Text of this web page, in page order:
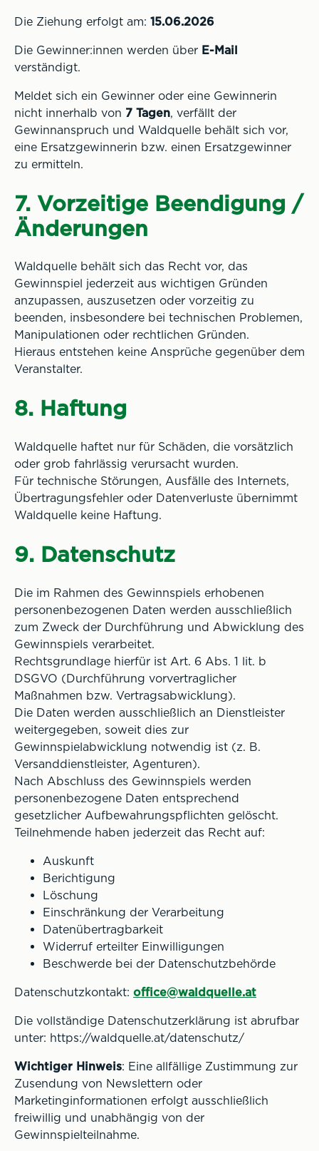
Die Ziehung erfolgt am: 15.06.2026
Die Gewinner:innen werden über E-Mail
verständigt.
Meldet sich ein Gewinner oder eine Gewinnerin
nicht innerhalb von 7 Tagen, verfällt der
Gewinnanspruch und Waldquelle behält sich vor,
eine Ersatzgewinnerin bzw. einen Ersatzgewinner
zu ermitteln.
7. Vorzeitige Beendigung /
Änderungen
Waldquelle behält sich das Recht vor, das
Gewinnspiel jederzeit aus wichtigen Gründen
anzupassen, auszusetzen oder vorzeitig zu
beenden, insbesondere bei technischen Problemen,
Manipulationen oder rechtlichen Gründen.
Hieraus entstehen keine Ansprüche gegenüber dem
Veranstalter.
8. Haftung
Waldquelle haftet nur für Schäden, die vorsätzlich
oder grob fahrlässig verursacht wurden.
Für technische Störungen, Ausfälle des Internets,
Übertragungsfehler oder Datenverluste übernimmt
Waldquelle keine Haftung.
9. Datenschutz
Die im Rahmen des Gewinnspiels erhobenen
personenbezogenen Daten werden ausschließlich
zum Zweck der Durchführung und Abwicklung des
Gewinnspiels verarbeitet.
Rechtsgrundlage hierfür ist Art. 6 Abs. 1 lit. b
DSGVO (Durchführung vorvertraglicher
Maßnahmen bzw. Vertragsabwicklung).
Die Daten werden ausschließlich an Dienstleister
weitergegeben, soweit dies zur
Gewinnspielabwicklung notwendig ist (z. B.
Versanddienstleister, Agenturen).
Nach Abschluss des Gewinnspiels werden
personenbezogene Daten entsprechend
gesetzlicher Aufbewahrungspflichten gelöscht.
Teilnehmende haben jederzeit das Recht auf:
Auskunft
Berichtigung
Löschung
Einschränkung der Verarbeitung
Datenübertragbarkeit
Widerruf erteilter Einwilligungen
Beschwerde bei der Datenschutzbehörde
Datenschutzkontakt: office@waldquelle.at
Die vollständige Datenschutzerklärung ist abrufbar
unter: https://waldquelle.at/datenschutz/
Wichtiger Hinweis: Eine allfällige Zustimmung zur
Zusendung von Newslettern oder
Marketinginformationen erfolgt ausschließlich
freiwillig und unabhängig von der
Gewinnspielteilnahme.